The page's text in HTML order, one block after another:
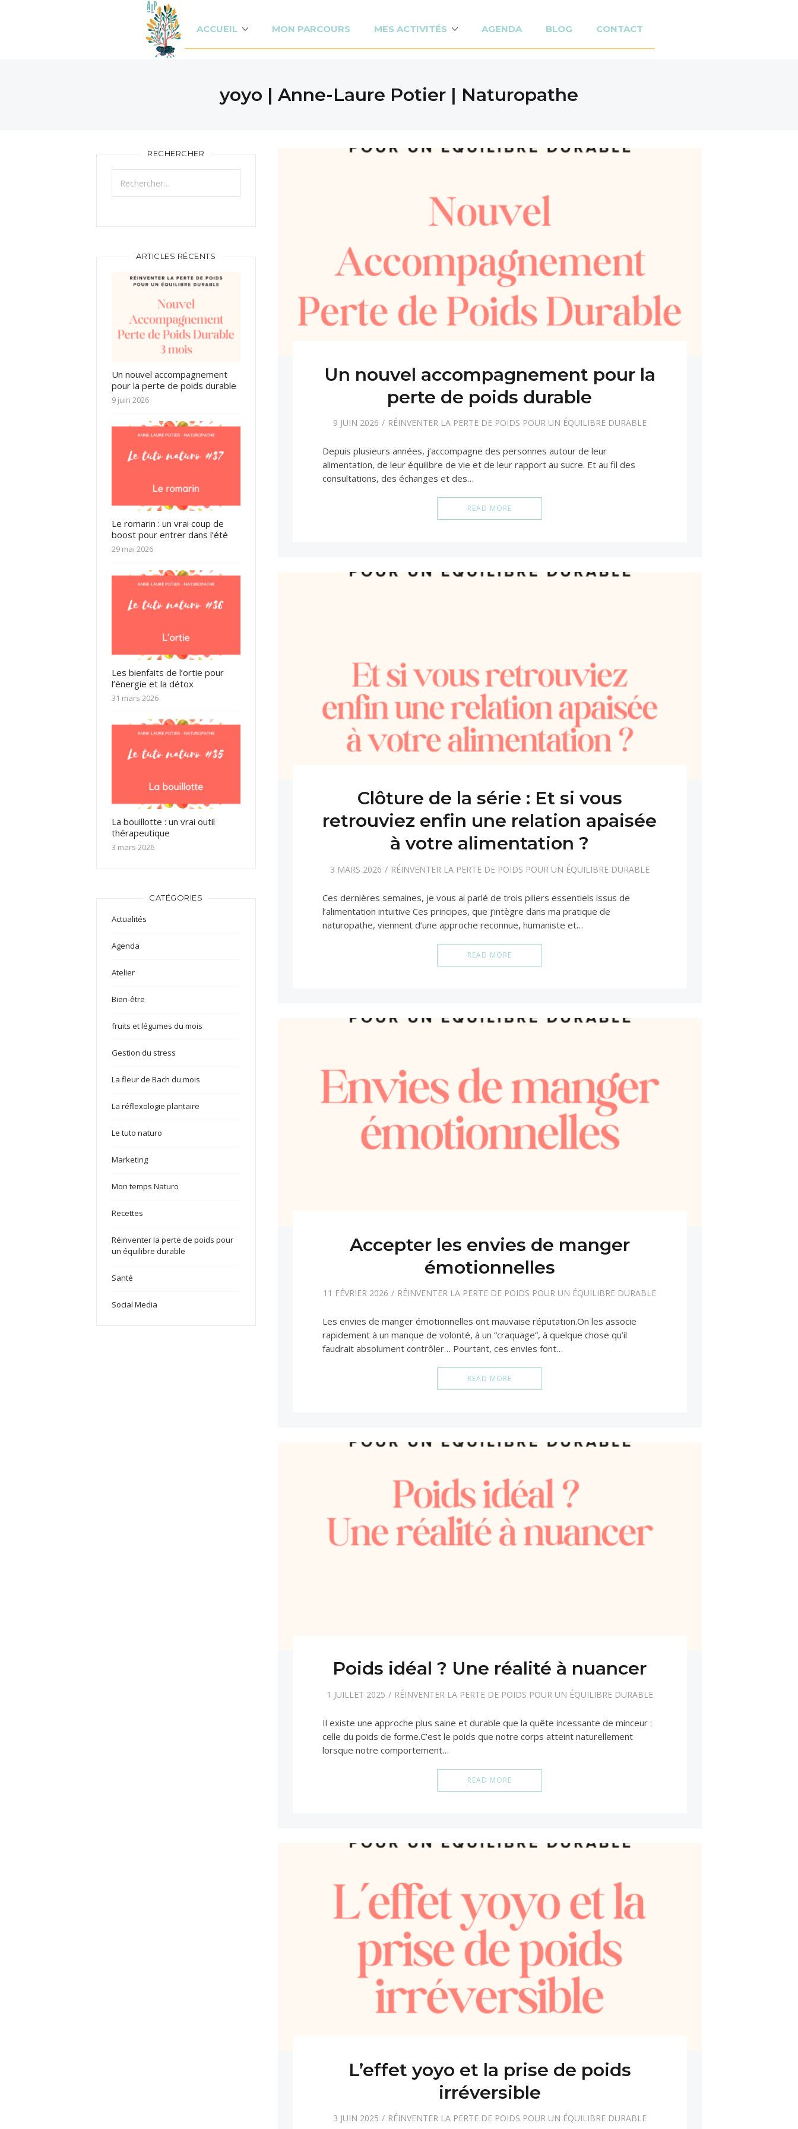
ACCUEIL MON PARCOURS MES ACTIVITÉS AGENDA BLOG CONTACT
yoyo | Anne-Laure Potier | Naturopathe
Un nouvel accompagnement pour la
perte de poids durable
9 JUIN 2026 RÉINVENTER LA PERTE DE POIDS POUR UN ÉQUILIBRE DURABLE
Depuis plusieurs années, j’accompagne des personnes autour de leur
alimentation, de leur équilibre de vie et de leur rapport au sucre. Et au fil des
consultations, des échanges et des…
READ MORE
Clôture de la série : Et si vous
retrouviez enfin une relation apaisée
à votre alimentation ?
3 MARS 2026 RÉINVENTER LA PERTE DE POIDS POUR UN ÉQUILIBRE DURABLE
Ces dernières semaines, je vous ai parlé de trois piliers essentiels issus de
l’alimentation intuitive Ces principes, que j’intègre dans ma pratique de
naturopathe, viennent d’une approche reconnue, humaniste et…
READ MORE
Accepter les envies de manger
émotionnelles
11 FÉVRIER 2026 RÉINVENTER LA PERTE DE POIDS POUR UN ÉQUILIBRE DURABLE
Les envies de manger émotionnelles ont mauvaise réputation.On les associe
rapidement à un manque de volonté, à un “craquage”, à quelque chose qu’il
faudrait absolument contrôler… Pourtant, ces envies font…
READ MORE
Poids idéal ? Une réalité à nuancer
1 JUILLET 2025 RÉINVENTER LA PERTE DE POIDS POUR UN ÉQUILIBRE DURABLE
Il existe une approche plus saine et durable que la quête incessante de minceur :
celle du poids de forme.C’est le poids que notre corps atteint naturellement
lorsque notre comportement…
READ MORE
L’effet yoyo et la prise de poids
irréversible
3 JUIN 2025 RÉINVENTER LA PERTE DE POIDS POUR UN ÉQUILIBRE DURABLE
RECHERCHER
Rechercher :
ARTICLES RÉCENTS
Un nouvel accompagnement
pour la perte de poids durable
9 juin 2026
Le romarin : un vrai coup de
boost pour entrer dans l’été
29 mai 2026
Les bienfaits de l’ortie pour
l’énergie et la détox
31 mars 2026
La bouillotte : un vrai outil
thérapeutique
3 mars 2026
CATÉGORIES
Actualités
Agenda
Atelier
Bien-être
fruits et légumes du mois
Gestion du stress
La fleur de Bach du mois
La réflexologie plantaire
Le tuto naturo
Marketing
Mon temps Naturo
Recettes
Réinventer la perte de poids pour
un équilibre durable
Santé
Social Media